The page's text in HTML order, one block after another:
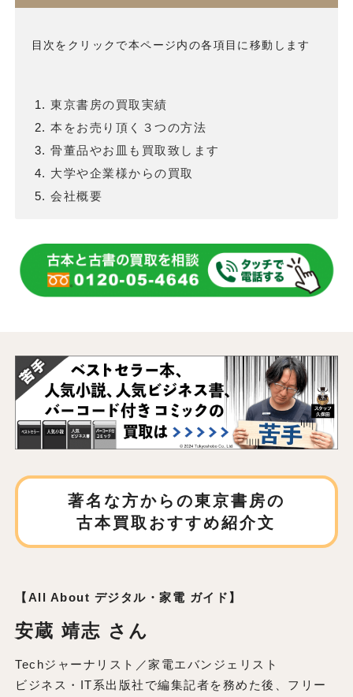
目次をクリックで本ページ内の各項目に移動します
東京書房の買取実績
本をお売り頂く３つの方法
骨董品やお皿も買取致します
大学や企業様からの買取
会社概要
著名な方からの東京書房の
古本買取おすすめ紹介文
【All About デジタル・家電 ガイド】
安蔵 靖志 さん
Techジャーナリスト／家電エバンジェリスト
ビジネス・IT系出版社で編集記者を務めた後、フリー